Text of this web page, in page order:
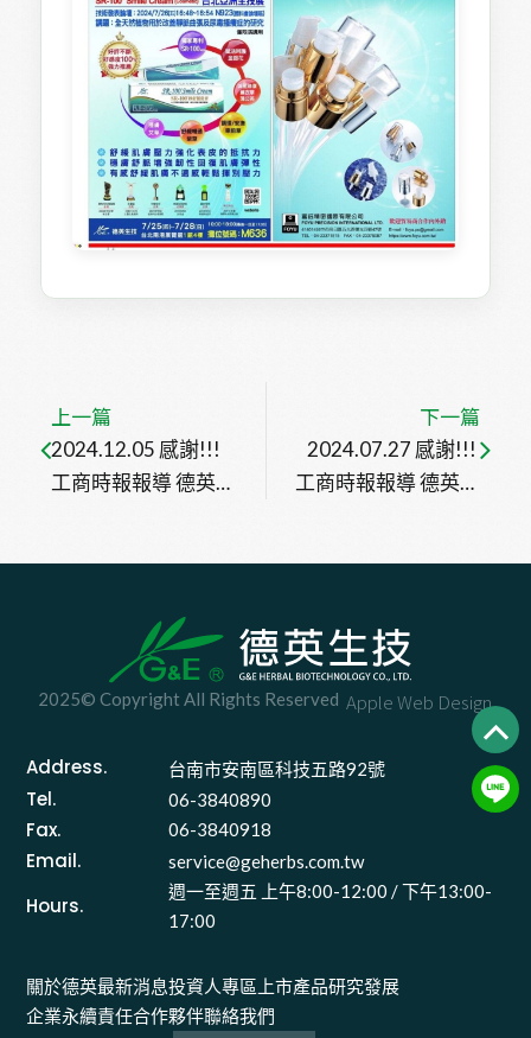
上一篇
2024.12.05 感謝!!!
工商時報報導 德英生
下一篇
2024.07.27 感謝!!!
工商時報報導 德英生
2025© Copyright All Rights Reserved Apple Web Design
Address. 台南市安南區科技五路92號
Tel. 06-3840890
Fax. 06-3840918
Email. service@geherbs.com.tw
Hours.
週一至週五 上午8:00-12:00 / 下午13:00-
17:00
關於德英最新消息投資人專區 上市產品研究發展
企業永續責任合作夥伴聯絡我們